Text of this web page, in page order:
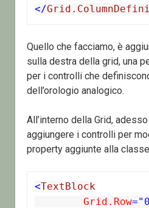
</
Quello che facciamo, è
sulla destra della grid, una
per i controlli che
dell’orologio analogico.
All’interno della Grid,
aggiungere i controlli per
property aggiunte alla
<TextBlock
	Grid.Row